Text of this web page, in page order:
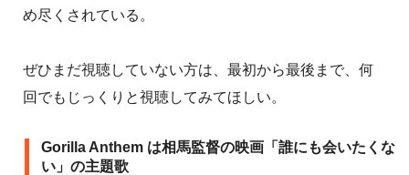
め尽くされている。
ぜひまだ視聴していない方は、最初から最後まで、何
回でもじっくりと視聴してみてほしい。
Gorilla Anthem は相馬監督の映画「誰にも会いたくな
い」の主題歌